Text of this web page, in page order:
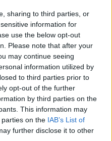
sharing to third parties, or
information for
use the below opt-out
Please note that after your
may continue seeing
information utilized by
to third parties prior to
opt-out of the further
by third parties on the
This information may
on the IAB’s List of
further disclose it to other
Richtlinien - AI
& QUALITÄT
Autoren &
...